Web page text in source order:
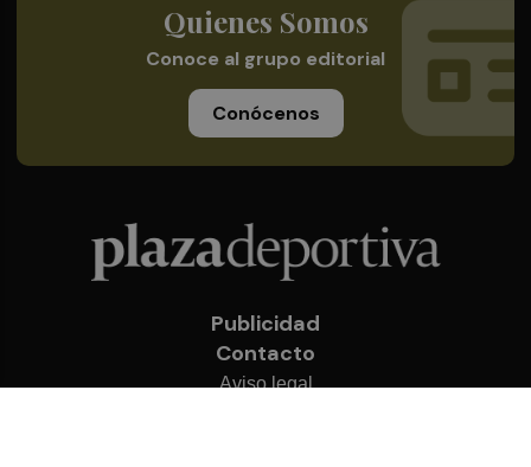
Quienes Somos
Conoce al grupo editorial
Conócenos
Publicidad
Contacto
Aviso legal